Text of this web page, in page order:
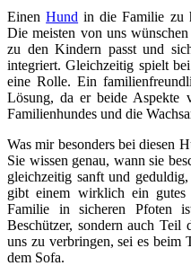
EinenHund in die Familie zu
Die meisten von uns
zu den Kindern passt und
integriert. Gleichzeitig spielt
eine Rolle. Ein
Lösung, da er beide Aspekte
Familienhundes und die
Was mir besonders bei diesen
Sie wissen genau, wann sie
gleichzeitig sanft und
gibt einem wirklich ein
Familie in sicheren Pfoten
Beschützer, sondern auch
uns zu verbringen, sei es beim
dem Sofa.